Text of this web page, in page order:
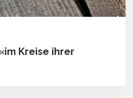
Kreise ihrer